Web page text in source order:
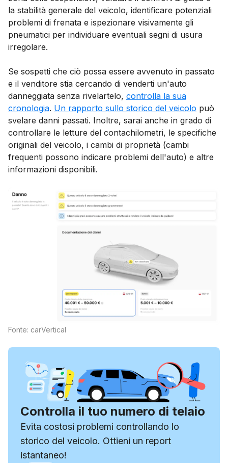
la stabilità generale del veicolo, identificare potenziali
problemi di frenata e ispezionare visivamente gli
pneumatici per individuare eventuali segni di usura
irregolare.
Se sospetti che ciò possa essere avvenuto in passato
e il venditore stia cercando di venderti un'auto
danneggiata senza rivelartelo, controlla la sua
cronologia. Un rapporto sullo storico del veicolo può
svelare danni passati. Inoltre, sarai anche in grado di
controllare le letture del contachilometri, le specifiche
originali del veicolo, i cambi di proprietà (cambi
frequenti possono indicare problemi dell'auto) e altre
informazioni disponibili.
Fonte: carVertical
Controlla il tuo numero di telaio
Evita costosi problemi controllando lo
storico del veicolo. Ottieni un report
istantaneo!